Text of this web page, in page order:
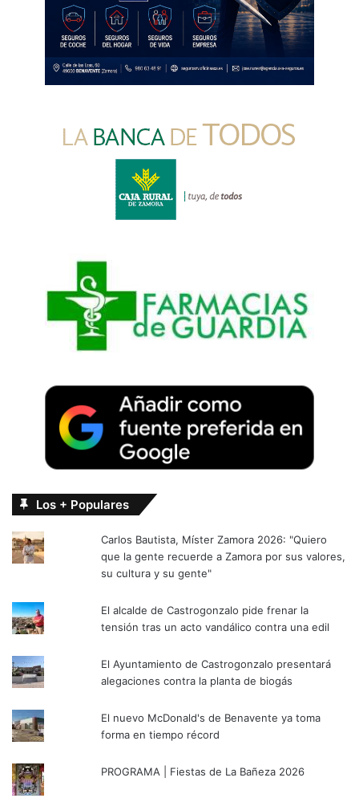
Los + Populares
Carlos Bautista, Míster Zamora 2026: "Quiero
que la gente recuerde a Zamora por sus valores,
su cultura y su gente"
El alcalde de Castrogonzalo pide frenar la
tensión tras un acto vandálico contra una edil
El Ayuntamiento de Castrogonzalo presentará
alegaciones contra la planta de biogás
El nuevo McDonald's de Benavente ya toma
forma en tiempo récord
PROGRAMA | Fiestas de La Bañeza 2026